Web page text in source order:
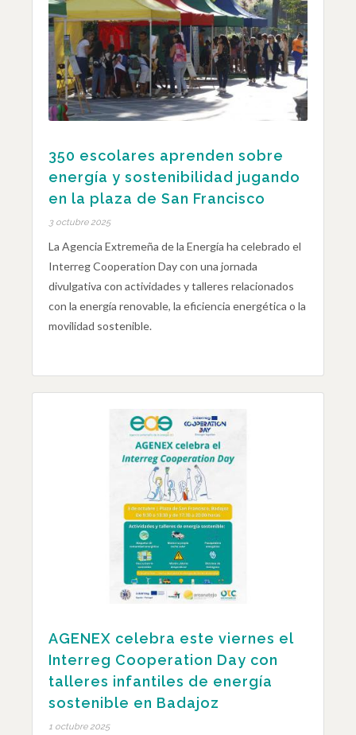
350 escolares aprenden sobre
energía y sostenibilidad jugando
en la plaza de San Francisco
3 octubre 2025
La Agencia Extremeña de la Energía ha celebrado el
Interreg Cooperation Day con una jornada
divulgativa con actividades y talleres relacionados
con la energía renovable, la eficiencia energética o la
movilidad sostenible.
AGENEX celebra este viernes el
Interreg Cooperation Day con
talleres infantiles de energía
sostenible en Badajoz
1 octubre 2025